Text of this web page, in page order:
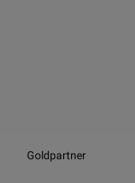
Goldpartner